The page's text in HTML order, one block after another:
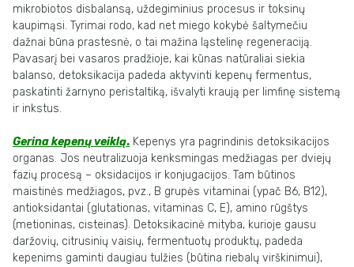
mikrobiotos disbalansą, uždegiminius procesus ir toksinų
kaupimąsi. Tyrimai rodo, kad net miego kokybė šaltymečiu
dažnai būna prastesnė, o tai mažina ląstelinę regeneraciją.
Pavasarį bei vasaros pradžioje, kai kūnas natūraliai siekia
balanso, detoksikacija padeda aktyvinti kepenų fermentus,
paskatinti žarnyno peristaltiką, išvalyti kraują per limfinę sistemą
ir inkstus.
Gerina kepenų veiklą. Kepenys yra pagrindinis detoksikacijos
organas. Jos neutralizuoja kenksmingas medžiagas per dviejų
fazių procesą – oksidacijos ir konjugacijos. Tam būtinos
maistinės medžiagos, pvz., B grupės vitaminai (ypač B6, B12),
antioksidantai (glutationas, vitaminas C, E), amino rūgštys
(metioninas, cisteinas). Detoksikacinė mityba, kurioje gausu
daržovių, citrusinių vaisių, fermentuotų produktų, padeda
kepenims gaminti daugiau tulžies (būtina riebalų virškinimui),